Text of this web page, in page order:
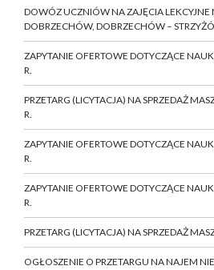
DOWÓZ UCZNIÓW NA ZAJĘCIA LEKCYJNE
DOBRZECHÓW, DOBRZECHÓW –
ZAPYTANIE OFERTOWE DOTYCZĄCE
R.
PRZETARG (LICYTACJA) NA SPRZEDAŻ
R.
ZAPYTANIE OFERTOWE DOTYCZĄCE
R.
ZAPYTANIE OFERTOWE DOTYCZĄCE
R.
PRZETARG (LICYTACJA) NA SPRZEDAŻ
OGŁOSZENIE O PRZETARGU NA NAJEM